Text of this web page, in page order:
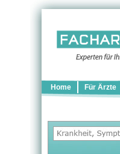
Home Für Ärzte